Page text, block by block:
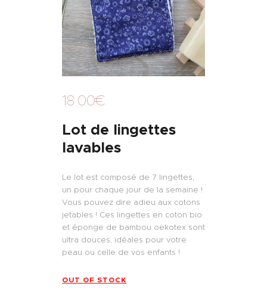
18.00€
Lot de lingettes
lavables
Le lot est composé de 7 lingettes,
un pour chaque jour de la semaine !
Vous pouvez dire adieu aux cotons
jetables ! Ces lingettes en coton bio
et éponge de bambou oekotex sont
ultra douces, idéales pour votre
peau ou celle de vos enfants !
OUT OF STOCK